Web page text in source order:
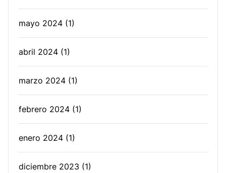
mayo 2024 (1)
abril 2024 (1)
marzo 2024 (1)
febrero 2024 (1)
enero 2024 (1)
diciembre 2023 (1)